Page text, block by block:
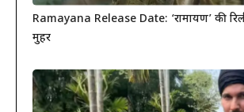
Ramayana Release Date: ‘रामायण’ की
मुहर